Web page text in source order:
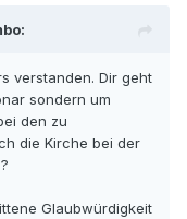
verstanden. Dir geht
sondern um
den zu
die Kirche bei der
Glaubwürdigkeit